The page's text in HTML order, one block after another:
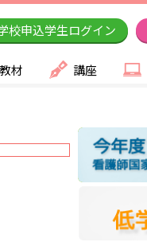
校申込学生ログイン
教材 講座